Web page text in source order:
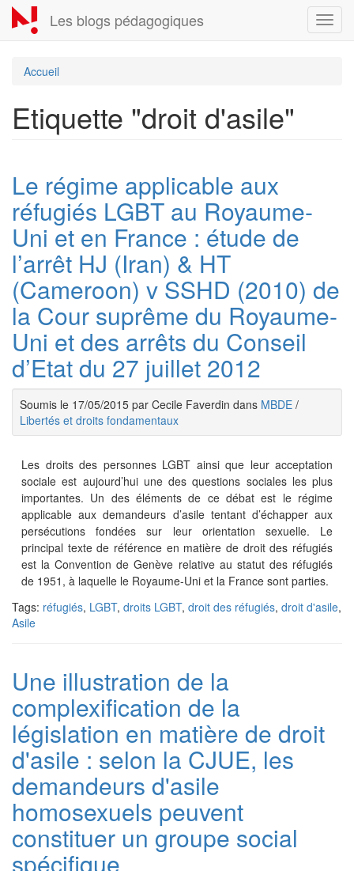
Aller
au
contenu
Les blogs pédagogiques
Accueil
Etiquette "droit d'asile"
Le régime applicable aux
réfugiés LGBT au Royaume-
Uni et en France : étude de
l’arrêt HJ (Iran) & HT
(Cameroon) v SSHD (2010) de
la Cour suprême du Royaume-
Uni et des arrêts du Conseil
d’Etat du 27 juillet 2012
Soumis le 17/05/2015 par Cecile Faverdin dans MBDE /
Libertés et droits fondamentaux
Les droits des personnes LGBT ainsi que leur acceptation
sociale est aujourd’hui une des questions sociales les plus
importantes. Un des éléments de ce débat est le régime
applicable aux demandeurs d’asile tentant d’échapper aux
persécutions fondées sur leur orientation sexuelle. Le
principal texte de référence en matière de droit des réfugiés
est la Convention de Genève relative au statut des réfugiés
de 1951, à laquelle le Royaume-Uni et la France sont parties.
Tags: réfugiés, LGBT, droits LGBT, droit des réfugiés, droit d'asile,
Asile
Une illustration de la
complexification de la
législation en matière de droit
d'asile : selon la CJUE, les
demandeurs d'asile
homosexuels peuvent
constituer un groupe social
spécifique